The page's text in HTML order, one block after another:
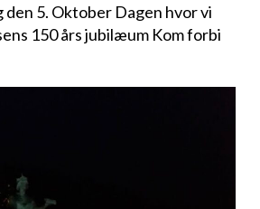
den 5. Oktober Dagen hvor vi
150 års jubilæum Kom forbi